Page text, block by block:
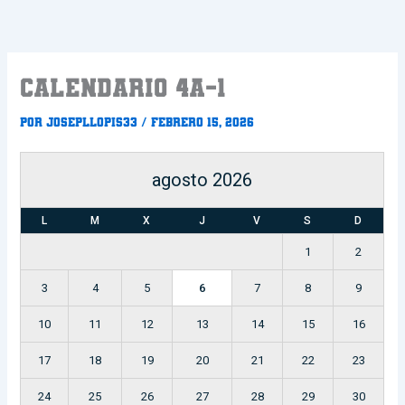
CALENDARIO 4a-1
PorJosepllopis33/febrero 15, 2026
agosto 2026
L M X J V S D
1 2
3 4 5 6 7 8 9
10 11 12 13 14 15 16
17 18 19 20 21 22 23
24 25 26 27 28 29 30